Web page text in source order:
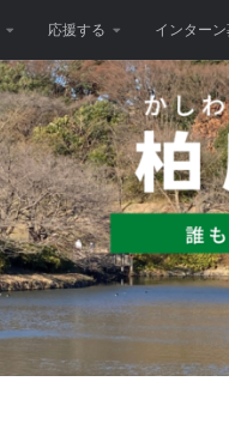
応援する インター